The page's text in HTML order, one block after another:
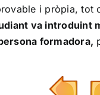
i pròpia, tot
va introduint
formadora,